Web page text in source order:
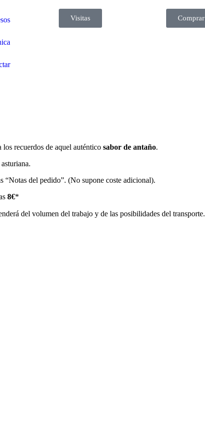
Visitas Comprar
recuerdos de aquel auténtico sabor de antaño.
“Notas del pedido”. (No supone coste adicional).
8€*
del volumen del trabajo y de las posibilidades del transporte.